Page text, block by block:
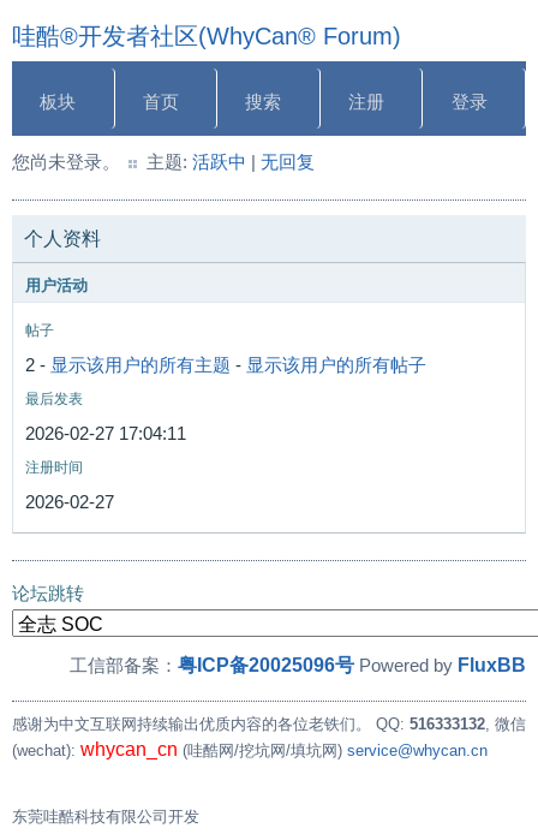
哇酷®开发者社区(WhyCan® Forum)
板块 首页 搜索 注册 登录
您尚未登录。 主题: 活跃中 | 无回复
个人资料
用户活动
帖子
2 - 显示该用户的所有主题 - 显示该用户的所有帖子
最后发表
2026-02-27 17:04:11
注册时间
2026-02-27
论坛跳转
工信部备案： 粤ICP备20025096号 Powered by FluxBB
感谢为中文互联网持续输出优质内容的各位老铁们。 QQ: 516333132, 微信
(wechat): whycan_cn (哇酷网/挖坑网/填坑网) service@whycan.cn
东莞哇酷科技有限公司开发